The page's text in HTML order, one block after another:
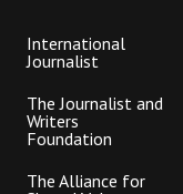
International
Journalist
The Journalist and
Writers
Foundation
The Alliance for